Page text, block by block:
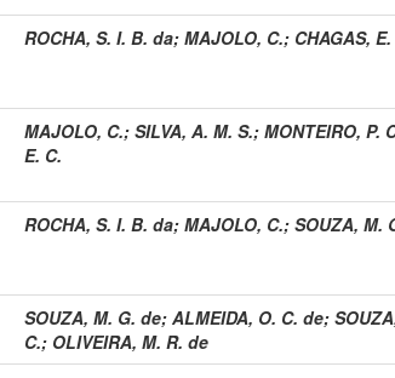
ROCHA, S. I. B. da; MAJOLO, C.; CHAGAS, E.
MAJOLO, C.; SILVA, A. M. S.; MONTEIRO, P.
E. C.
ROCHA, S. I. B. da; MAJOLO, C.; SOUZA, M.
SOUZA, M. G. de; ALMEIDA, O. C. de;
C.; OLIVEIRA, M. R. de